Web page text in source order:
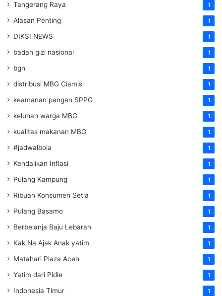
Tangerang Raya 1
Alasan Penting 1
DIKSI NEWS 1
badan gizi nasional 1
bgn 1
distribusi MBG Ciamis 1
keamanan pangan SPPG 1
keluhan warga MBG 1
kualitas makanan MBG 1
#jadwalbola 1
Kendalikan Inflasi 1
Pulang Kampung 1
Ribuan Konsumen Setia 1
Pulang Basamo 1
Berbelanja Baju Lebaran 1
Kak Na Ajak Anak yatim 1
Matahari Plaza Aceh 1
Yatim dari Pidie 1
Indonesia Timur 1